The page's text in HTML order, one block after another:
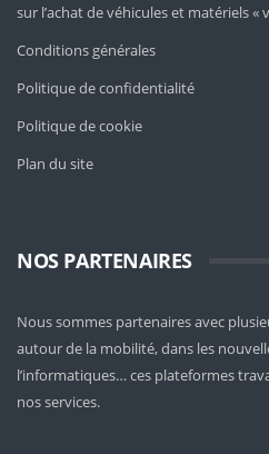
sur l’achat de véhicules et matériels «
Conditions générales
Politique de confidentialité
Politique de cookie
Plan du site
NOS PARTENAIRES
Nous sommes partenaires avec
autour de la mobilité, dans les
l’informatiques… ces plateformes
nos services.